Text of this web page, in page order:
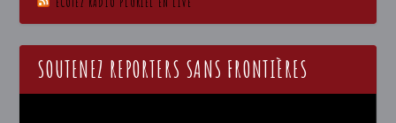
SOUTENEZ REPORTERS SANS FRONTIÈRES